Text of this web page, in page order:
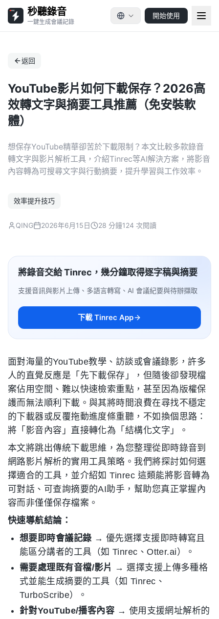
秒聽錄音
一鍵生成會議記錄
開始使用
返回
YouTube影片如何下載保存？2026高
效轉文字與摘要工具推薦（免安裝軟
體）
想保存YouTube精華卻苦於下載限制？本文比較多款錄音
轉文字與影片解析工具，介紹Tinrec等AI解決方案，將影音
內容轉為可搜尋文字與行動摘要，提升學習與工作效率。
效率提升技巧
QING 2026年6月15日 28 分鐘124 次閱讀
將錄音交給 Tinrec，幾分鐘取得逐字稿與摘要
支援音訊與影片上傳、多語言轉寫、AI 會議紀要與待辦擷取
下載 Tinrec App
面對海量的YouTube教學、訪談或會議錄影，許多
人的直覺反應是「先下載保存」，但隨後卻發現檔
案佔用空間、難以快速檢索重點，甚至因為版權保
護而無法順利下載。與其將時間浪費在尋找不穩定
的下載器或反覆拖動進度條重聽，不如換個思路：
將「影音內容」直接轉化為「結構化文字」。
本文將跳出傳統下載思維，為您整理從即時錄音到
網路影片解析的實用工具策略。我們將探討如何選
擇適合的工具，並介紹如 Tinrec 這類能將影音轉為
可對話、可查詢摘要的AI助手，幫助您真正掌握內
容而非僅僅保存檔案。
快速導航結論：
想要即時會議記錄 → 優先選擇支援即時轉寫且
能區分講者的工具（如 Tinrec、Otter.ai）。
需要處理既有音檔/影片 → 選擇支援上傳多種格
式並能生成摘要的工具（如 Tinrec、
TurboScribe）。
針對YouTube/播客內容 → 使用支援網址解析的